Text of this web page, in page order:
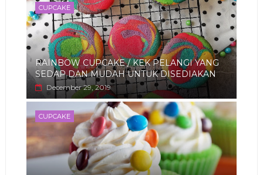
CUPCAKE
RAINBOW CUPCAKE / KEK PELANGI YANG
SEDAP DAN MUDAH UNTUK DISEDIAKAN
December 29, 2019
CUPCAKE